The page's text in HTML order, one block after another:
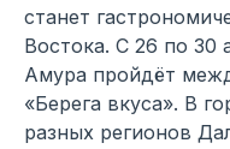
станет
Востока. С 26 по 30
Амура пройдёт
«Берега вкуса». В
разных регионов